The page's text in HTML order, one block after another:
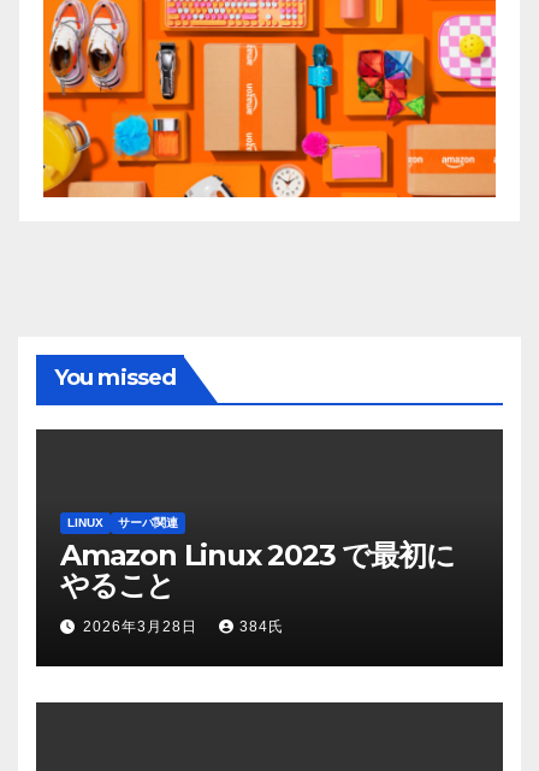
You missed
LINUX サーバ関連
Amazon Linux 2023 で最初に
やること
2026年3月28日 384氏